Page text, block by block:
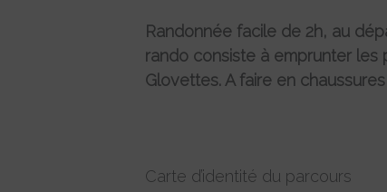
Randonnée facile de 2h, au
rando consiste à emprunter les
Glovettes. A faire en
Carte d’identité du parcours